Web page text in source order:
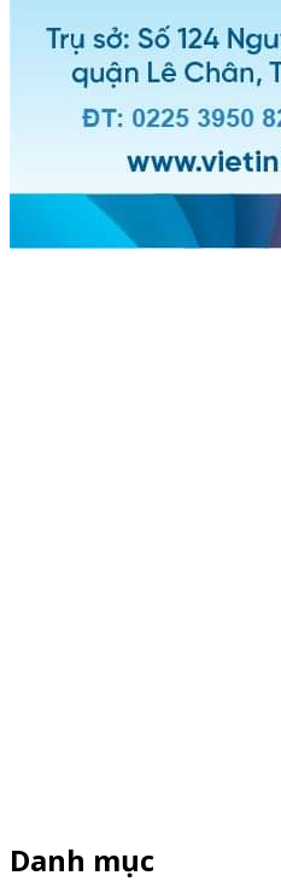
Danh mục